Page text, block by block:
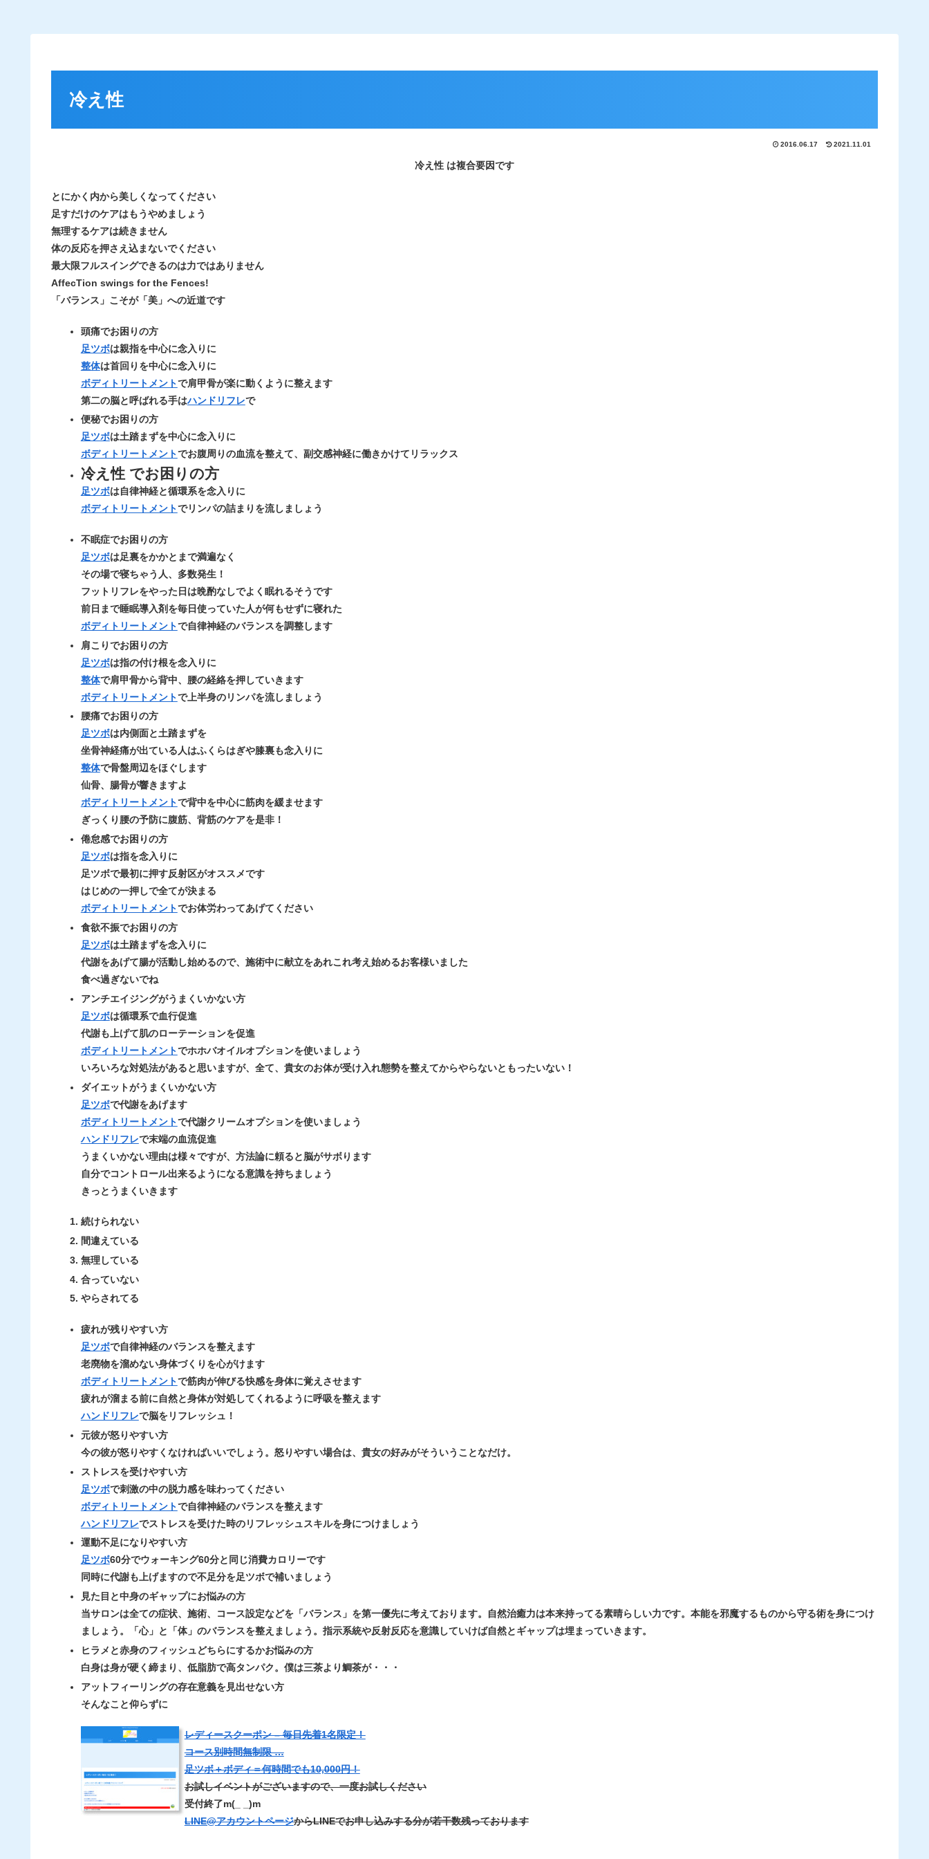
冷え性
2016.06.17 2021.11.01
冷え性 は複合要因です
とにかく内から美しくなってください
足すだけのケアはもうやめましょう
無理するケアは続きません
体の反応を押さえ込まないでください
最大限フルスイングできるのは力ではありません
AffecTion swings for the Fences!
「バランス 」こそが「美 」への近道です
頭痛でお困りの方
足ツボは親指を中心に念入りに
整体は首回りを中心に念入りに
ボディトリートメントで肩甲骨が楽に動くように整えます
第二の脳と呼ばれる手はハンドリフレで
便秘でお困りの方
足ツボは土踏まずを中心に念入りに
ボディトリートメントでお腹周りの血流を整えて、副交感神経に働きかけてリラックス
冷え性 でお困りの方
足ツボは自律神経と循環系を念入りに
ボディトリートメントでリンパの詰まりを流しましょう
不眠症でお困りの方
足ツボは足裏をかかとまで満遍なく
その場で寝ちゃう人、多数発生！
フットリフレをやった日は晩酌なしでよく眠れるそうです
前日まで睡眠導入剤を毎日使っていた人が何もせずに寝れた
ボディトリートメントで自律神経のバランスを調整します
肩こりでお困りの方
足ツボは指の付け根を念入りに
整体で肩甲骨から背中、腰の経絡を押していきます
ボディトリートメントで上半身のリンパを流しましょう
腰痛でお困りの方
足ツボは内側面と土踏まずを
坐骨神経痛が出ている人はふくらはぎや膝裏も念入りに
整体で骨盤周辺をほぐします
仙骨、腸骨が響きますよ
ボディトリートメントで背中を中心に筋肉を緩ませます
ぎっくり腰の予防に腹筋、背筋のケアを是非！
倦怠感でお困りの方
足ツボは指を念入りに
足ツボで最初に押す反射区がオススメです
はじめの一押しで全てが決まる
ボディトリートメントでお体労わってあげてください
食欲不振でお困りの方
足ツボは土踏まずを念入りに
代謝をあげて腸が活動し始めるので、施術中に献立をあれこれ考え始めるお客様いました
食べ過ぎないでね
アンチエイジングがうまくいかない方
足ツボは循環系で血行促進
代謝も上げて肌のローテーションを促進
ボディトリートメントでホホバオイルオプションを使いましょう
いろいろな対処法があると思いますが、全て、貴女のお体が受け入れ態勢を整えてからやらないともったいない！
ダイエットがうまくいかない方
足ツボで代謝をあげます
ボディトリートメントで代謝クリームオプションを使いましょう
ハンドリフレで末端の血流促進
うまくいかない理由は様々ですが、方法論に頼ると脳がサボります
自分でコントロール出来るようになる意識を持ちましょう
きっとうまくいきます
続けられない
間違えている
無理している
合っていない
やらされてる
疲れが残りやすい方
足ツボで自律神経のバランスを整えます
老廃物を溜めない身体づくりを心がけます
ボディトリートメントで筋肉が伸びる快感を身体に覚えさせます
疲れが溜まる前に自然と身体が対処してくれるように呼吸を整えます
ハンドリフレで脳をリフレッシュ ！
元彼が怒りやすい方
今の彼が怒りやすくなければいいでしょう。怒りやすい場合は、貴女の好みがそういうことなだけ。
ストレスを受けやすい方
足ツボで刺激の中の脱力感を味わってください
ボディトリートメントで自律神経のバランスを整えます
ハンドリフレでストレスを受けた時のリフレッシュ スキルを身につけましょう
運動不足になりやすい方
足ツボ60分でウォーキング60分と同じ消費カロリーです
同時に代謝も上げますので不足分を足ツボで補いましょう
見た目と中身のギャップにお悩みの方
当サロンは全ての症状、施術、コース設定などを「バランス 」を第一優先に考えております。自然治癒力は本来持ってる素晴らしい力です。本能を邪魔するものから守る術を身につけ
ましょう。「心」と「体」のバランスを整えましょう。指示系統や反射反応を意識していけば自然とギャップは埋まっていきます。
ヒラメと赤身のフィッシュどちらにするかお悩みの方
白身は身が硬く締まり、低脂肪で高タンパク。僕は三茶より鯛茶が・・・
アットフィーリングの存在意義を見出せない方
そんなこと仰らずに
レディースクーポン – 毎日先着1名限定！
コース別時間無制限 …
足ツボ＋ボディ＝何時間でも10,000円！
お試しイベントがございますので、一度お試しください
受付終了m(_ _)m
LINE@アカウントページからLINEでお申し込みする分が若干数残っております